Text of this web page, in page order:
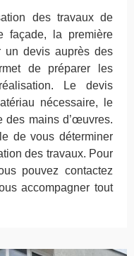
des travaux de
façade, la première
un devis auprès des
de préparer les
Le devis
nécessaire, le
des mains d’œuvres.
de vous déterminer
des travaux. Pour
pouvez contactez
accompagner tout